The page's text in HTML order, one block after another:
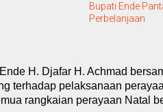
Bupati Ende
Perbelanjaan
H. Djafar H. Achmad
terhadap pelaksanaan
rangkaian perayaan Natal